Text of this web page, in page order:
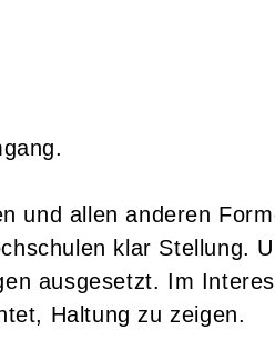
und allen anderen
klar Stellung.
ausgesetzt. Im
Haltung zu zeigen.